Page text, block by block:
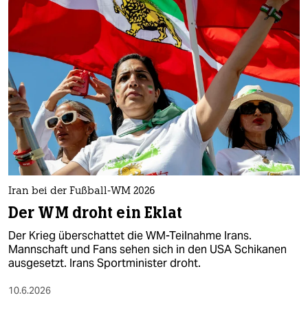
Iran bei der Fußball-WM 2026
Der WM droht ein Eklat
Der Krieg überschattet die WM-Teilnahme Irans.
Mannschaft und Fans sehen sich in den USA Schikanen
ausgesetzt. Irans Sportminister droht.
10.6.2026